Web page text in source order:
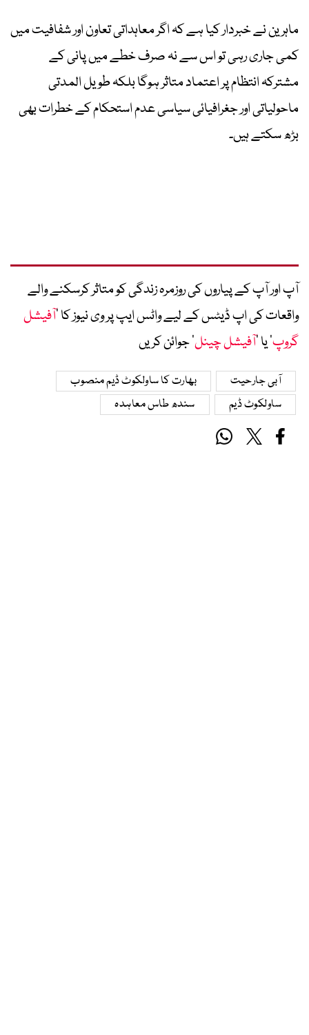
ماہرین نے خبردار کیا ہے کہ اگر معاہداتی تعاون اور شفافیت میں
کمی جاری رہی تو اس سے نہ صرف خطے میں پانی کے
مشترکہ انتظام پر اعتماد متاثر ہوگا بلکہ طویل المدتی
ماحولیاتی اور جغرافیائی سیاسی عدم استحکام کے خطرات بھی
بڑھ سکتے ہیں۔
آپ اور آپ کے پیاروں کی روزمرہ زندگی کو متاثر کرسکنے والے
واقعات کی اپ ڈیٹس کے لیے واٹس ایپ پر وی نیوز کا ’آفیشل
گروپ‘ یا ’آفیشل چینل‘ جوائن کریں
آبی جارحیت
بھارت کا ساولکوٹ ڈیم منصوب
ساولکوٹ ڈیم
سندھ طاس معاہدہ